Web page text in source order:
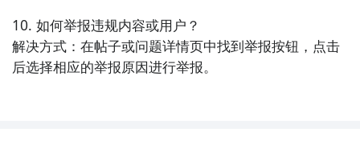
10. 如何举报违规内容或用户？
解决方式：在帖子或问题详情页中找到举报按钮，点击
后选择相应的举报原因进行举报。